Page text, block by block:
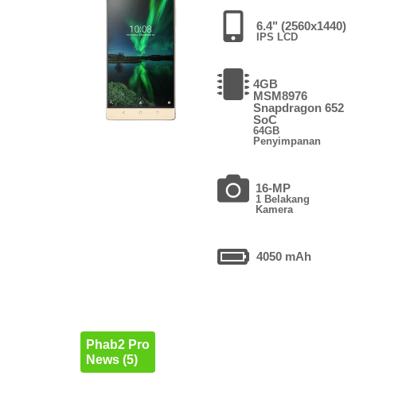
6.4" (2560x1440)
IPS LCD
4GB
MSM8976
Snapdragon 652
SoC
64GB
Penyimpanan
16-MP
1 Belakang
Kamera
4050 mAh
Phab2 Pro
News (5)